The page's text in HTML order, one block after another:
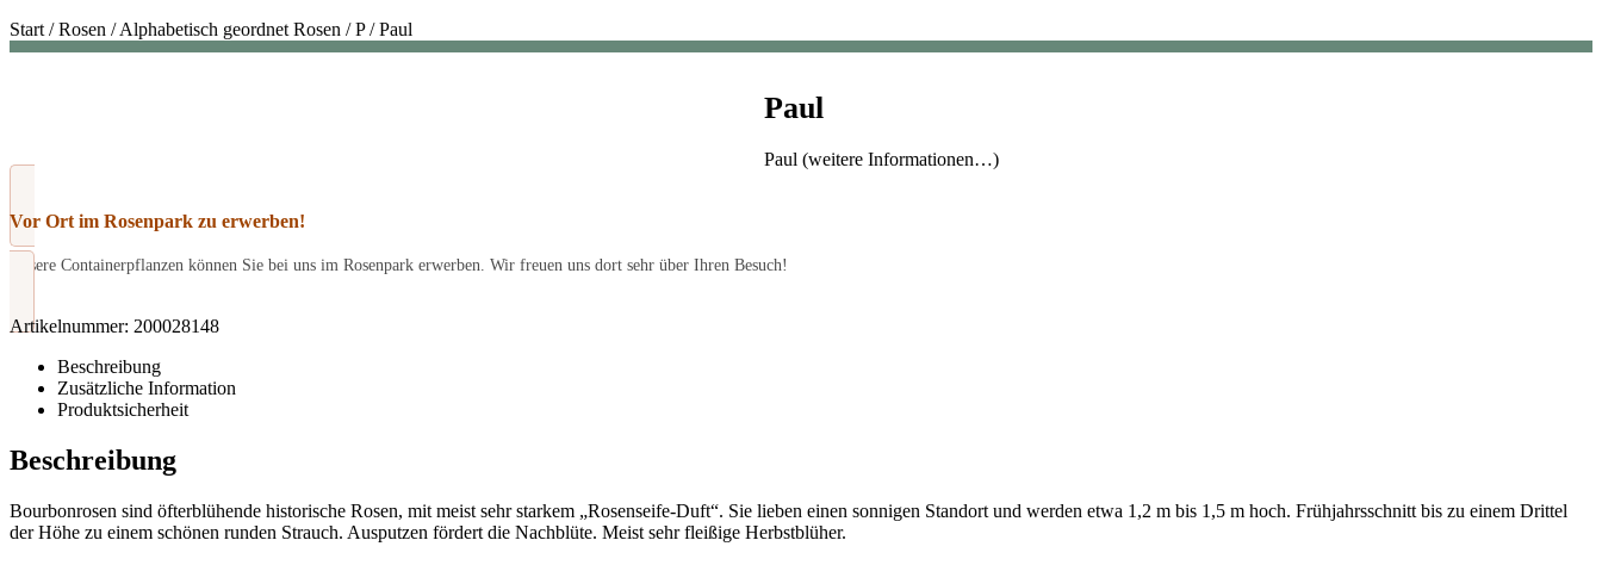
Start /Rosen /Alphabetisch geordnet Rosen /P/Paul
Paul
Paul (weitere Informationen…)
Vor Ort im Rosenpark zu erwerben!
Unsere Containerpflanzen können Sie bei uns im Rosenpark erwerben. Wir freuen uns dort sehr über Ihren Besuch!
Artikelnummer: 200028148
Beschreibung
Zusätzliche Information
Produktsicherheit
Beschreibung
Bourbonrosen sind öfterblühende historische Rosen, mit meist sehr starkem „Rosenseife-Duft“. Sie lieben einen sonnigen Standort und werden etwa 1,2 m bis 1,5 m hoch. Frühjahrsschnitt bis zu einem Drittel
der Höhe zu einem schönen runden Strauch. Ausputzen fördert die Nachblüte. Meist sehr fleißige Herbstblüher.